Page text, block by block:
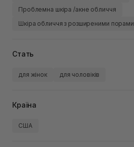
Проблемна шкіра /акне обличчя
Шкіра обличчя з розширеними порами
Стать
для жінок для чоловіків
Країна
США